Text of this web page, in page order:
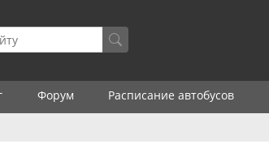
Форум Расписание автобусов